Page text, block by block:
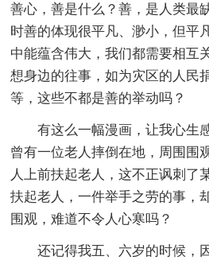
善心，善是什么？善，是人类最
时善的体现很平凡、渺小，但平
中能蕴含伟大，我们都需要相互
想身边的往事，如为灾区的人民
等，这些不都是善的举动吗？
有这么一幅漫画，让我心生
曾有一位老人摔倒在地，周围围
人上前扶起老人，这不正讽刺了
扶起老人，一件举手之劳的事，
围观，难道不令人心寒吗？
还记得我五、六岁的时候，